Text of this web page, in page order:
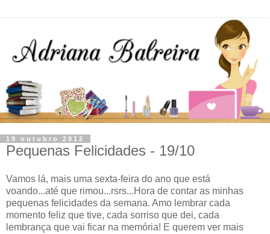
19 outubro 2012
Pequenas Felicidades - 19/10
Vamos lá, mais uma sexta-feira do ano que está
voando...até que rimou...rsrs...Hora de contar as minhas
pequenas felicidades da semana. Amo lembrar cada
momento feliz que tive, cada sorriso que dei, cada
lembrança que vai ficar na memória! E querem ver mais